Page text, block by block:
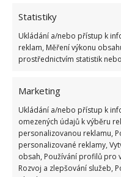
Statistiky
Ukládání a/nebo přístup k
reklam, Měření výkonu
prostřednictvím statistik
Marketing
Ukládání a/nebo přístup k
omezených údajů k výběru
personalizovanou reklamu,
personalizované reklamy,
obsah, Používání profilů pro
Rozvoj a zlepšování služeb,
Křesla byla šetrně
které posloužilo jako
získaly šedý potah s
křesla čalouníci oděli
prohlídkou
potřeba opětovně
dortu byly nové nohy,